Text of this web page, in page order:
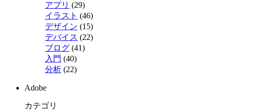
アプリ (29)
イラスト (46)
デザイン (15)
デバイス (22)
ブログ (41)
入門 (40)
分析 (22)
Adobe
カテゴリ